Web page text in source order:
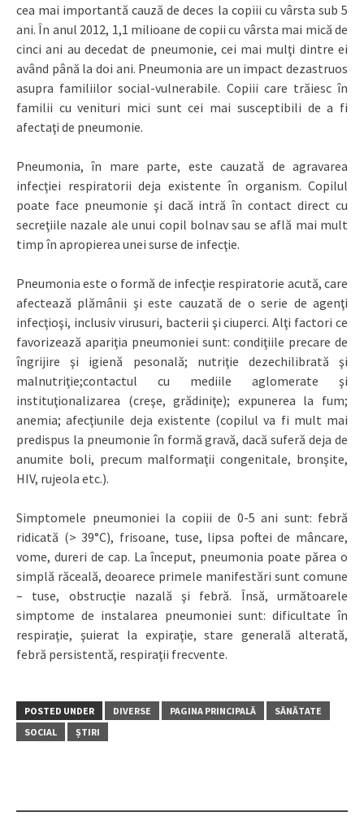
cea mai importantă cauză de deces la copiii cu vârsta sub 5
ani. În anul 2012, 1,1 milioane de copii cu vârsta mai mică de
cinci ani au decedat de pneumonie, cei mai mulţi dintre ei
având până la doi ani. Pneumonia are un impact dezastruos
asupra familiilor social-vulnerabile. Copiii care trăiesc în
familii cu venituri mici sunt cei mai susceptibili de a fi
afectaţi de pneumonie.
Pneumonia, în mare parte, este cauzată de agravarea
infecţiei respiratorii deja existente în organism. Copilul
poate face pneumonie şi dacă intră în contact direct cu
secreţiile nazale ale unui copil bolnav sau se află mai mult
timp în apropierea unei surse de infecţie.
Pneumonia este o formă de infecţie respiratorie acută, care
afectează plămânii şi este cauzată de o serie de agenţi
infecţioşi, inclusiv virusuri, bacterii şi ciuperci. Alţi factori ce
favorizează apariţia pneumoniei sunt: condiţiile precare de
îngrijire şi igienă pesonală; nutriţie dezechilibrată şi
malnutriţie;contactul cu mediile aglomerate şi
instituţionalizarea (creşe, grădiniţe); expunerea la fum;
anemia; afecţiunile deja existente (copilul va fi mult mai
predispus la pneumonie în formă gravă, dacă suferă deja de
anumite boli, precum malformaţii congenitale, bronşite,
HIV, rujeola etc.).
Simptomele pneumoniei la copiii de 0-5 ani sunt: febră
ridicată (> 39°C), frisoane, tuse, lipsa poftei de mâncare,
vome, dureri de cap. La început, pneumonia poate părea o
simplă răceală, deoarece primele manifestări sunt comune
– tuse, obstrucţie nazală şi febră. Însă, următoarele
simptome de instalarea pneumoniei sunt: dificultate în
respiraţie, şuierat la expiraţie, stare generală alterată,
febră persistentă, respiraţii frecvente.
POSTED UNDER DIVERSE PAGINA PRINCIPALĂ
SĂNĂTATE
SOCIAL
ȘTIRI